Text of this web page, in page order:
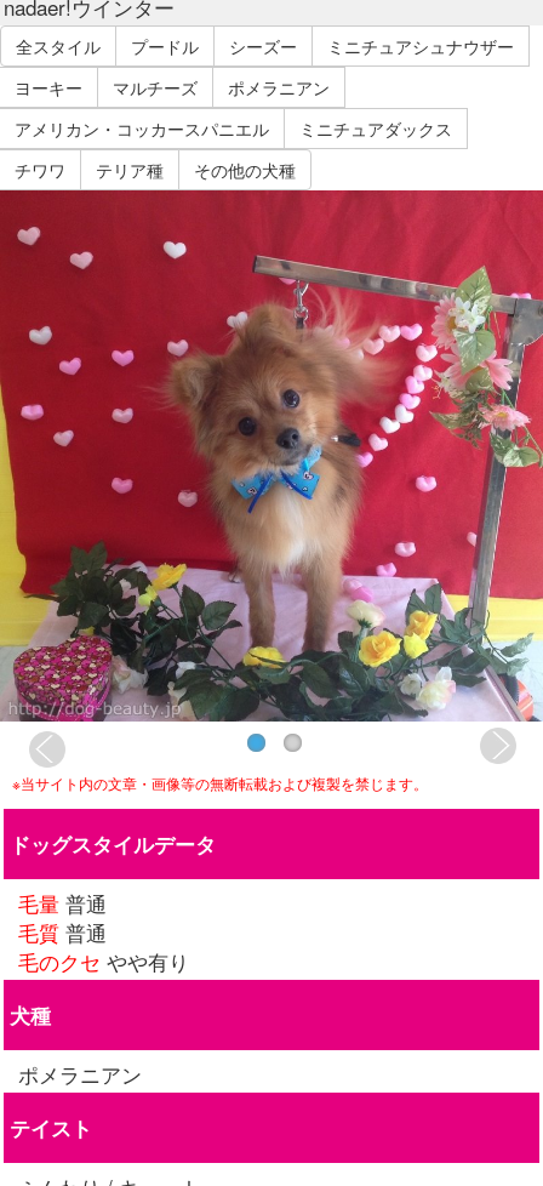
nadaer!ウインター
全スタイル プードル シーズー
ミニチュアシュナウザー
ヨーキー
マルチーズ
ポメラニアン
アメリカン・コッカースパニエル
ミニチュアダックス
チワワ
テリア種 その他の犬種
※当サイト内の文章・画像等の無断転載および複製を禁じます。
ドッグスタイルデータ
毛量 普通
毛質 普通
毛のクセ やや有り
犬種
ポメラニアン
テイスト